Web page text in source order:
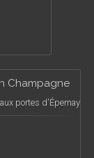
Champagne
portes d'Épernay